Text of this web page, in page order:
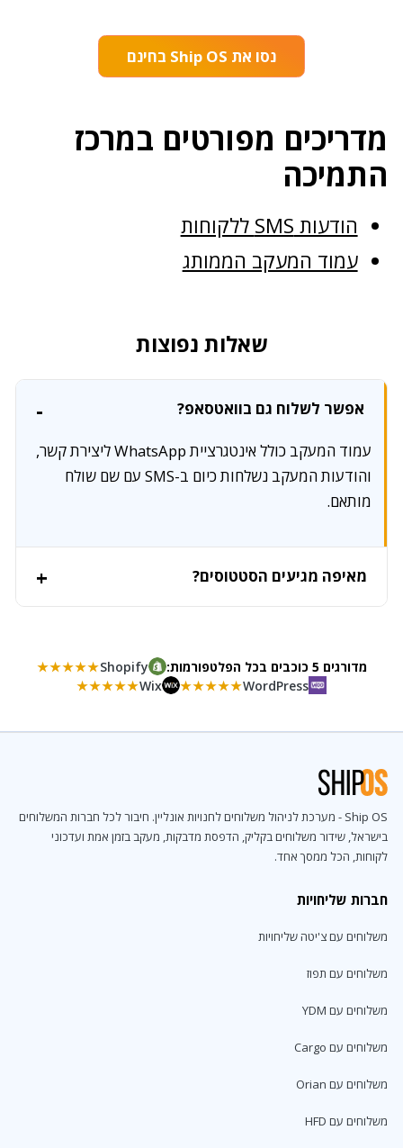
נסו את Ship OS בחינם
מדריכים מפורטים במרכז
התמיכה
הודעות SMS ללקוחות
עמוד המעקב הממותג
שאלות נפוצות
אפשר לשלוח גם בוואטסאפ?
עמוד המעקב כולל אינטגרציית WhatsApp ליצירת קשר,
והודעות המעקב נשלחות כיום ב-SMS עם שם שולח
מותאם.
מאיפה מגיעים הסטטוסים?
מדורגים 5 כוכבים בכל הפלטפורמות: Shopify
★★★★★
WordPress
★★★★★
Wix
★★★★★
Ship OS - מערכת לניהול משלוחים לחנויות אונליין. חיבור לכל חברות המשלוחים
בישראל, שידור משלוחים בקליק, הדפסת מדבקות, מעקב בזמן אמת ועדכוני
לקוחות, הכל ממסך אחד.
חברות שליחויות
משלוחים עם צ'יטה שליחויות
משלוחים עם תפוז
משלוחים עם YDM
משלוחים עם Cargo
משלוחים עם Orian
משלוחים עם HFD